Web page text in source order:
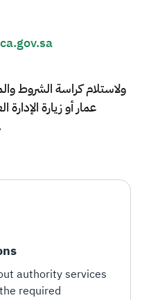
ولاستلام كراسة الشروط
عمار أو زيارة الإدارة
والضريبة
authority services
required